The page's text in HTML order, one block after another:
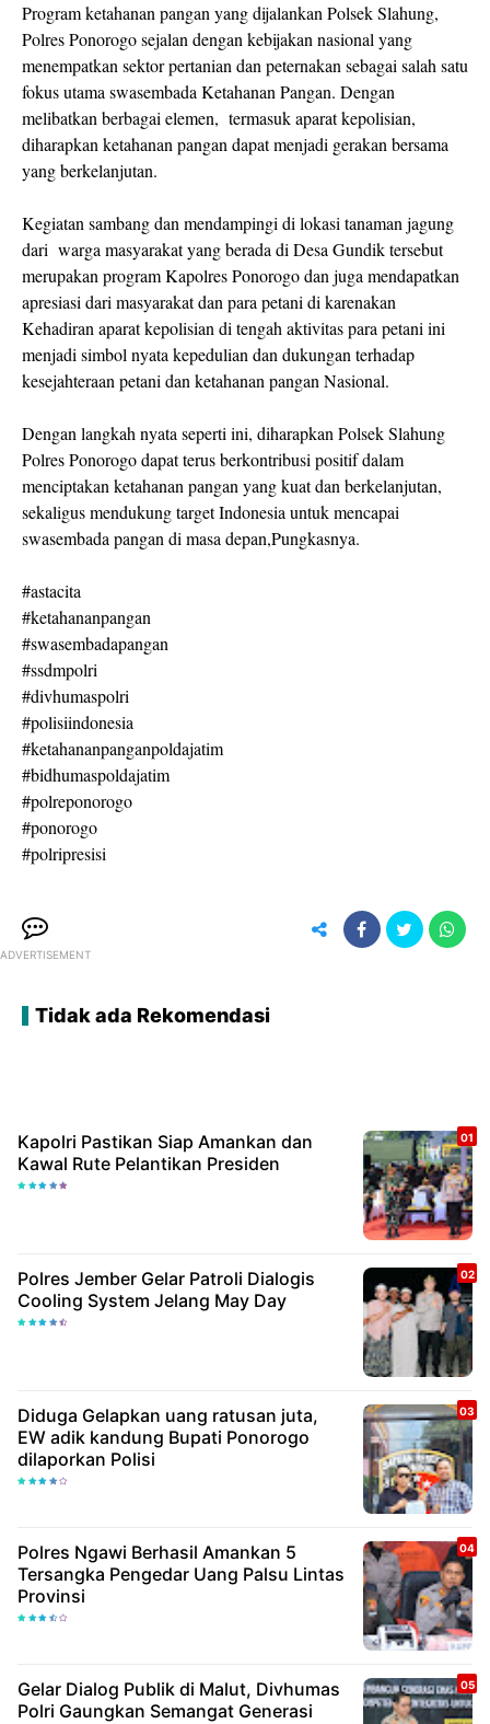
Program ketahanan pangan yang dijalankan Polsek Slahung,
Polres Ponorogo sejalan dengan kebijakan nasional yang
menempatkan sektor pertanian dan peternakan sebagai salah satu
fokus utama swasembada Ketahanan Pangan. Dengan
melibatkan berbagai elemen, termasuk aparat kepolisian,
diharapkan ketahanan pangan dapat menjadi gerakan bersama
yang berkelanjutan.
Kegiatan sambang dan mendampingi di lokasi tanaman jagung
dari warga masyarakat yang berada di Desa Gundik tersebut
merupakan program Kapolres Ponorogo dan juga mendapatkan
apresiasi dari masyarakat dan para petani di karenakan
Kehadiran aparat kepolisian di tengah aktivitas para petani ini
menjadi simbol nyata kepedulian dan dukungan terhadap
kesejahteraan petani dan ketahanan pangan Nasional.
Dengan langkah nyata seperti ini, diharapkan Polsek Slahung
Polres Ponorogo dapat terus berkontribusi positif dalam
menciptakan ketahanan pangan yang kuat dan berkelanjutan,
sekaligus mendukung target Indonesia untuk mencapai
swasembada pangan di masa depan,Pungkasnya.
#astacita
#ketahananpangan
#swasembadapangan
#ssdmpolri
#divhumaspolri
#polisiindonesia
#ketahananpanganpoldajatim
#bidhumaspoldajatim
#polreponorogo
#ponorogo
#polripresisi
ADVERTISEMENT
Tidak ada Rekomendasi
Kapolri Pastikan Siap Amankan dan
Kawal Rute Pelantikan Presiden
Polres Jember Gelar Patroli Dialogis
Cooling System Jelang May Day
Diduga Gelapkan uang ratusan juta,
EW adik kandung Bupati Ponorogo
dilaporkan Polisi
Polres Ngawi Berhasil Amankan 5
Tersangka Pengedar Uang Palsu Lintas
Provinsi
Gelar Dialog Publik di Malut, Divhumas
Polri Gaungkan Semangat Generasi